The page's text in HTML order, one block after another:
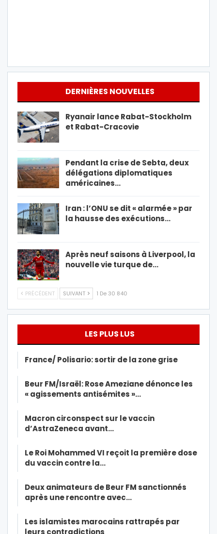
DERNIÈRES NOUVELLES
Ryanair lance Rabat-Stockholm
et Rabat-Cracovie
Pendant la crise de Sebta, deux
délégations diplomatiques
américaines…
Iran : l’ONU se dit « alarmée » par
la hausse des exécutions…
Après neuf saisons à Liverpool, la
nouvelle vie turque de…
PRÉCÉDENT SUIVANT 1 De 30 840
LES PLUS LUS
France/ Polisario: sortir de la zone grise
Beur FM/Israël: Rose Ameziane dénonce les
« agissements antisémites »…
Macron circonspect sur le vaccin
d’AstraZeneca avant…
Le Roi Mohammed VI reçoit la première dose
du vaccin contre la…
Deux animateurs de Beur FM sanctionnés
après une rencontre avec…
Les islamistes marocains rattrapés par
leurs contradictions